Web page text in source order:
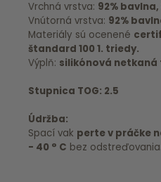
Vrchná vrstva: 92%
Vnútorná vrstva: 92%
Materiály sú ocenené
štandard 100 1. triedy.
Výplň: silikónová
Stupnica TOG: 2.5
Údržba:
Spací vak perte v práčke
- 40 ° C bez odstreďovania.